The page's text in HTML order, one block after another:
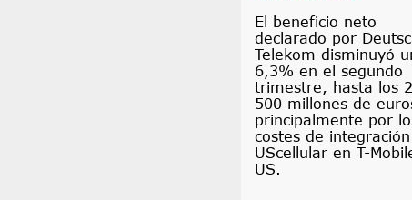
El beneficio neto
declarado por
Telekom disminuyó
6,3% en el segundo
trimestre, hasta los
500 millones de
principalmente por
costes de
UScellular en T-
US.